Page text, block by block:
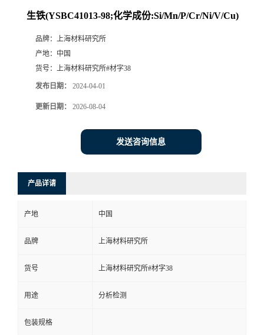
生铁(YSBC41013-98;化学成份:Si/Mn/P/Cr/Ni/V/Cu)
品牌： 上海材料研究所
产地： 中国
货号： 上海材料研究所#材字38
发布日期： 2024-04-01
更新日期： 2026-08-04
发送咨询信息
产品详请
产地 中国
品牌 上海材料研究所
货号 上海材料研究所#材字38
用途 分析检测
包装规格